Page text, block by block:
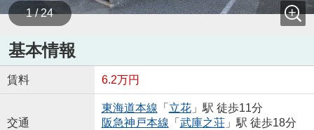
1 / 24
基本情報
賃料 6.2万円
交通
東海道本線 「 立花」駅 徒歩11分
阪急神戸本線 「 武庫之荘」駅 徒歩18分